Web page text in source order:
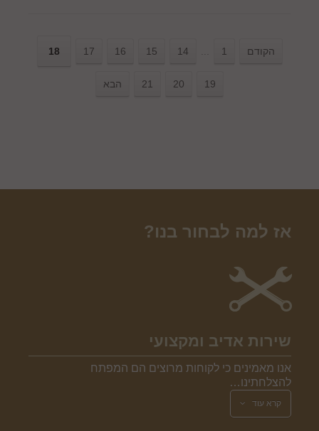
הקודם 1
14
15
16
17
18
19
20
21 הבא
אז למה לבחור בנו?
שירות אדיב ומקצועי
אנו מאמינים כי לקוחות מרוצים הם המפתח
להצלחתינו…
קרא עוד